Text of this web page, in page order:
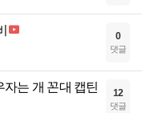
0
댓글
는 개 꼰대 캡틴
12
댓글